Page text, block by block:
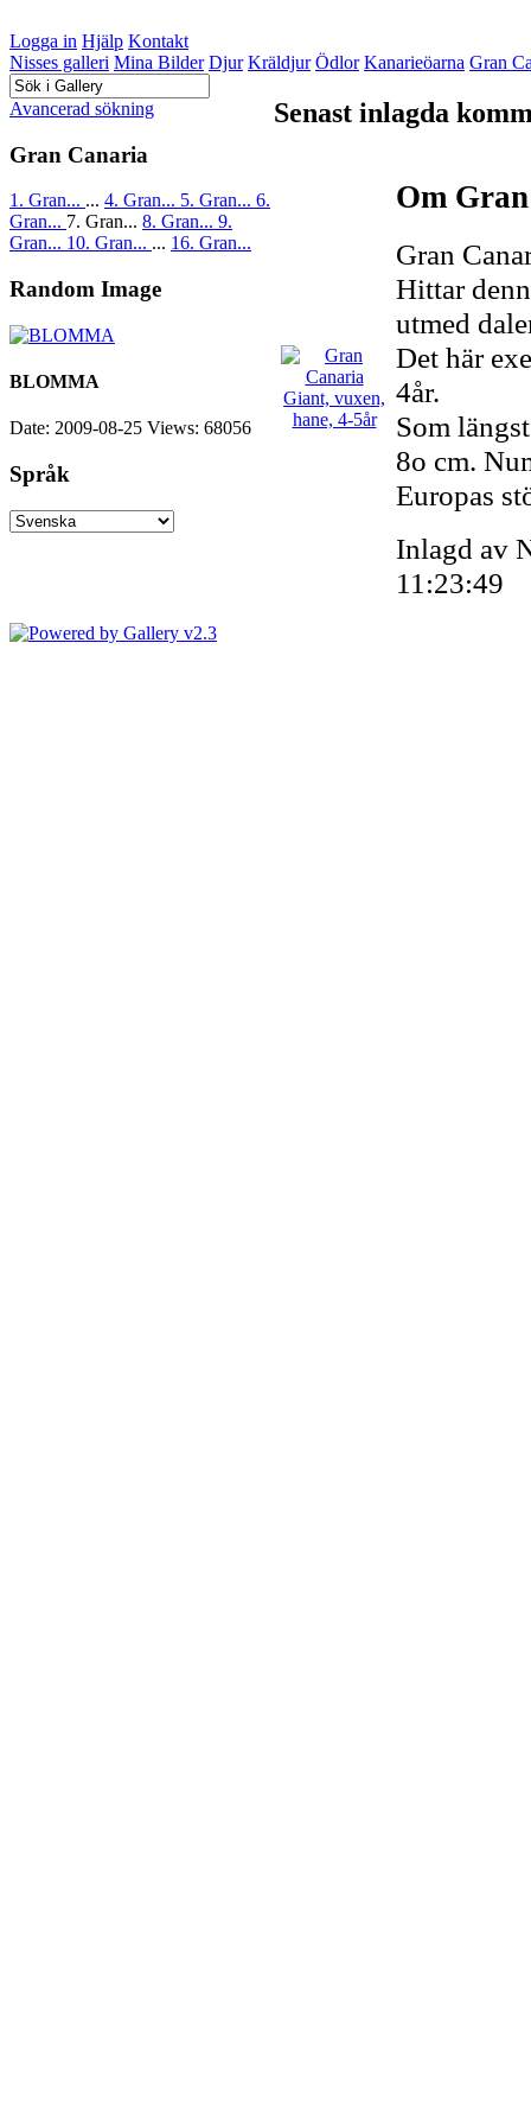
Logga in Hjälp Kontakt
Nisses galleri Mina Bilder Djur Kräldjur Ödlor Kanarieöarna Gran
Avancerad sökning
Gran Canaria
1. Gran... ... 4. Gran... 5. Gran... 6.
Gran... 7. Gran... 8. Gran... 9.
Gran... 10. Gran... ... 16. Gran...
Random Image
BLOMMA
Date: 2009-08-25 Views: 68056
Språk
Senast inlagda
Om
Gran
Hittar
utmed
Det här
4år.
Som
8o cm.
Europas
Inlagd av
11:23:49